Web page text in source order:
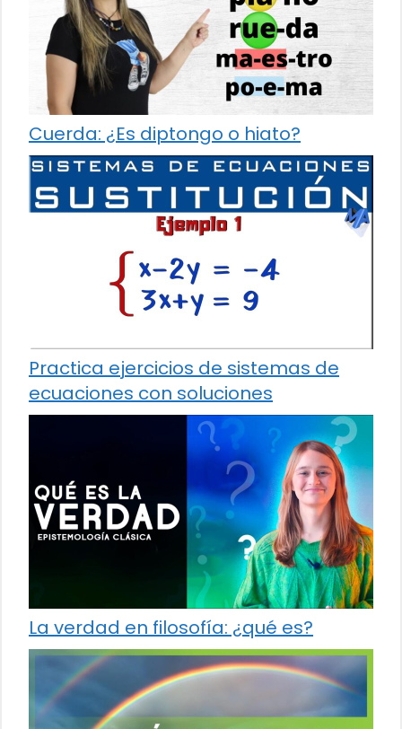
Cuerda: ¿Es diptongo o hiato?
Practica ejercicios de sistemas de
ecuaciones con soluciones
La verdad en filosofía: ¿qué es?